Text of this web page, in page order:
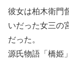
彼女は柏木衛門
いだった女三の
だった。
源氏物語「橋姫